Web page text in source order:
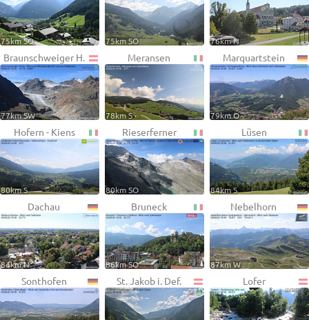
75km SO 75km SO 76km N
Braunschweiger H.
77km SW
Meransen
78km S
Marquartstein
79km O
Hofern - Kiens
80km S
Rieserferner
80km SO
Lüsen
84km S
Dachau
84km N
Bruneck
86km SO
Nebelhorn
87km W
Sonthofen St. Jakob i. Def. Lofer